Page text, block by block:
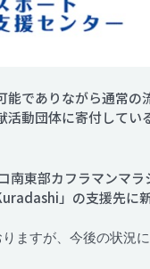
能でありながら通常
活動団体に寄付して
南東部カフラマンマ
」の支援先に
ますが、今後の状況